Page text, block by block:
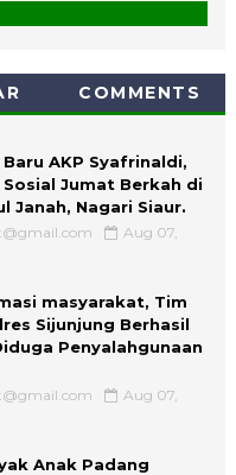
COMMENTS
AKP Syafrinaldi,
Jumat Berkah di
Janah, Nagari Siaur.
Aug 07,
masyarakat, Tim
Sijunjung Berhasil
Penyalahgunaan
Aug 07,
Anak Padang